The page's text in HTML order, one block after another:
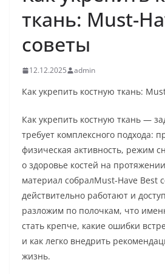
ткань: Must-
советы
12.12.2025 admin
Как укрепить костную ткань:
Как укрепить костную ткань —
требует комплексного подхода:
физическая активность, режим
о здоровье костей на
материал собралMust-Have Best
действительно работают и
разложим по полочкам, что
стать крепче, какие ошибки
и как легко внедрить
жизнь.